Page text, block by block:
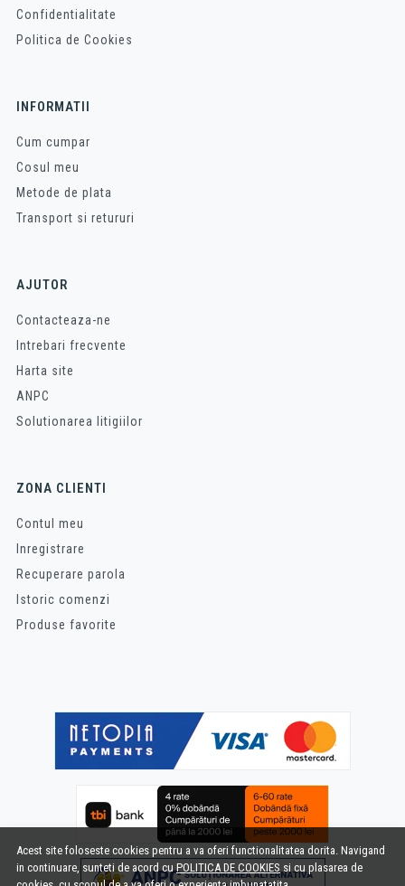
Acest site foloseste cookies pentru a va oferi functionalitatea dorita. Navigand
in continuare, sunteti de acord cuPOLITICA DE COOKIES si cu plasarea de
Confidentialitate
Politica de Cookies
INFORMATII
Cum cumpar
Cosul meu
Metode de plata
Transport si retururi
AJUTOR
Contacteaza-ne
Intrebari frecvente
Harta site
ANPC
Solutionarea litigiilor
ZONA CLIENTI
Contul meu
Inregistrare
Recuperare parola
Istoric comenzi
Produse favorite